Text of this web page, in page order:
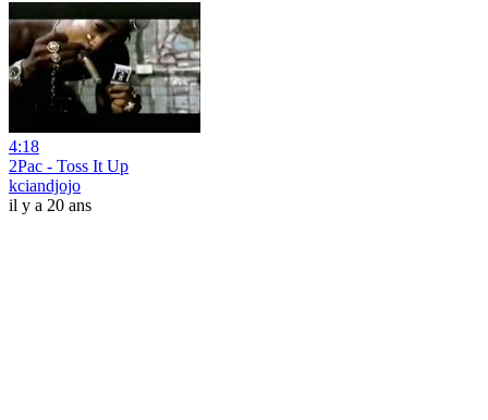
4:18
2Pac - Toss It Up
kciandjojo
il y a 20 ans